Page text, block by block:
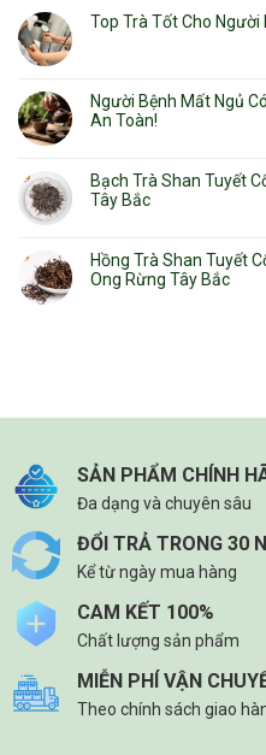
Top Trà Tốt Cho Người
Người Bệnh Mất Ngủ
An Toàn!
Bạch Trà Shan Tuyết
Tây Bắc
Hồng Trà Shan Tuyết
Ong Rừng Tây Bắc
SẢN PHẨM CHÍNH
Đa dạng và chuyên sâu
ĐỔI TRẢ TRONG 30
Kể từ ngày mua hàng
CAM KẾT 100%
Chất lượng sản phẩm
MIỄN PHÍ VẬN
Theo chính sách giao